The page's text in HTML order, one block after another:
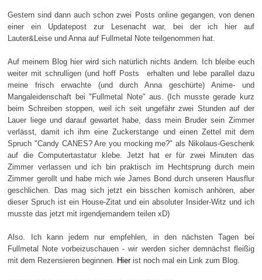
Gestern sind dann auch schon zwei Posts online gegangen, von denen
einer ein Updatepost zur Lesenacht war, bei der ich hier auf
Lauter&Leise und Anna auf Fullmetal Note teilgenommen hat.
Auf meinem Blog hier wird sich natürlich nichts ändern. Ich bleibe euch
weiter mit schrulligen (und hoff Posts erhalten und lebe parallel dazu
meine frisch erwachte (und durch Anna geschürte) Anime- und
Mangaleidenschaft bei "Fullmetal Note" aus. (Ich musste gerade kurz
beim Schreiben stoppen, weil ich seit ungefähr zwei Stunden auf der
Lauer liege und darauf gewartet habe, dass mein Bruder sein Zimmer
verlässt, damit ich ihm eine Zuckerstange und einen Zettel mit dem
Spruch "Candy CANES? Are you mocking me?" als Nikolaus-Geschenk
auf die Computertastatur klebe. Jetzt hat er für zwei Minuten das
Zimmer verlassen und ich bin praktisch im Hechtsprung durch mein
Zimmer gerollt und habe mich wie James Bond durch unseren Hausflur
geschlichen. Das mag sich jetzt ein bisschen komisch anhören, aber
dieser Spruch ist ein House-Zitat und ein absoluter Insider-Witz und ich
musste das jetzt mit irgendjemandem teilen xD)
Also. Ich kann jedem nur empfehlen, in den nächsten Tagen bei
Fullmetal Note vorbeizuschauen - wir werden sicher demnächst fleißig
mit dem Rezensieren beginnen.
Hierist noch mal ein Link zum Blog.